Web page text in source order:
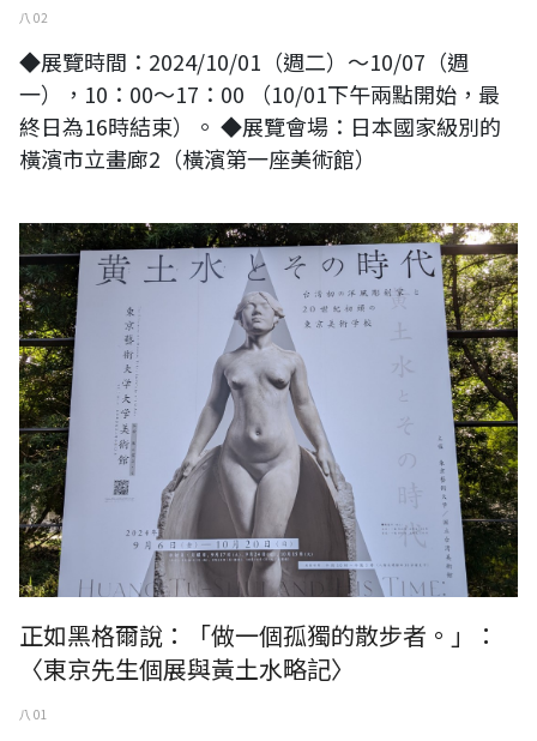
八 02
◆展覽時間：2024/10/01（週二）～10/07（週
一），10：00～17：00 （10/01下午兩點開始，最
終日為16時結束）。 ◆展覽會場：日本國家級別的
橫濱市立畫廊2（橫濱第一座美術館）
正如黑格爾說：「做一個孤獨的散步者。」
正如黑格爾說：「做一個孤獨的散步者。」：
〈東京先生個展與黃土水略記〉
八 01